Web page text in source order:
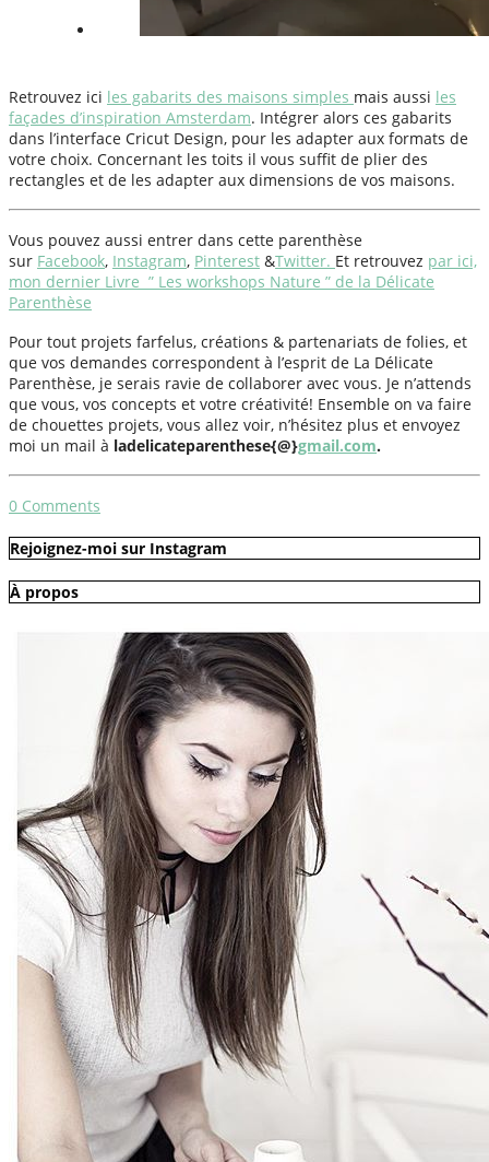
Retrouvez ici les gabarits des maisons simples mais aussi les
façades d’inspiration Amsterdam. Intégrer alors ces gabarits
dans l’interface Cricut Design, pour les adapter aux formats de
votre choix. Concernant les toits il vous suffit de plier des
rectangles et de les adapter aux dimensions de vos maisons.
Vous pouvez aussi entrer dans cette parenthèse
sur Facebook, Instagram, Pinterest &Twitter. Et retrouvez par ici,
mon dernier Livre ” Les workshops Nature ” de la Délicate
Parenthèse
Pour tout projets farfelus, créations & partenariats de folies, et
que vos demandes correspondent à l’esprit de La Délicate
Parenthèse, je serais ravie de collaborer avec vous. Je n’attends
que vous, vos concepts et votre créativité! Ensemble on va faire
de chouettes projets, vous allez voir, n’hésitez plus et envoyez
moi un mail à ladelicateparenthese{@}gmail.com.
0 Comments
Rejoignez-moi sur Instagram
À propos